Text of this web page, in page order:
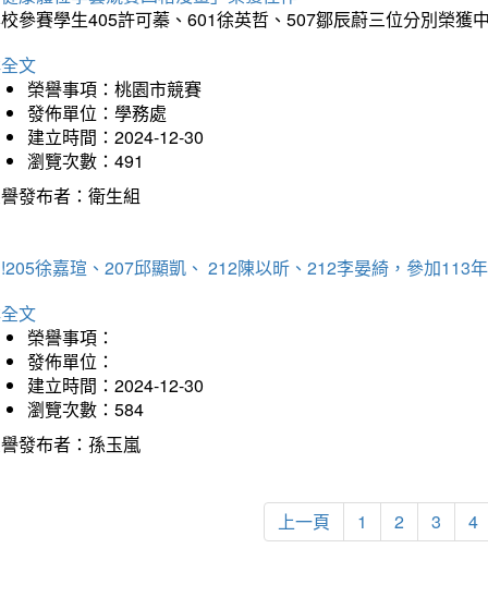
參賽學生405許可蓁、601徐英哲、507鄒辰蔚三位分別榮獲
文
榮譽事項：桃園市競賽
發佈單位：學務處
建立時間：2024-12-30
瀏覽次數：491
發布者：衛生組
徐嘉瑄、207邱顯凱、 212陳以昕、212李晏綺，參加113
文
榮譽事項：
發佈單位：
建立時間：2024-12-30
瀏覽次數：584
發布者：孫玉嵐
上一頁 1 2 3 4